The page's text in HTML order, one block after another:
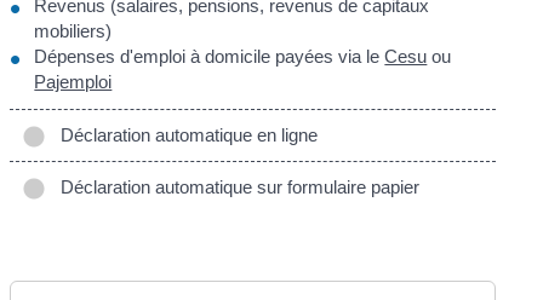
Revenus (salaires, pensions, revenus de capitaux
mobiliers)
Dépenses d'emploi à domicile payées via leCesu ou
Pajemploi
Déclaration automatique en ligne
Déclaration automatique sur formulaire papier